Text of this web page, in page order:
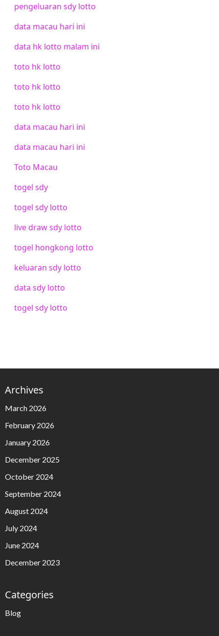
pengeluaran sdy lotto
data macau hari ini
data hk lotto malam ini
toto hk lotto
toto hk lotto
toto hk lotto
data macau hari ini
data macau hari ini
Toto Macau
togel sdy
togel sdy lotto
live draw sdy lotto
togel hongkong lotto
keluaran sdy lotto
data sdy lotto
togel sdy lotto
Archives
March 2026
February 2026
January 2026
December 2025
October 2024
September 2024
August 2024
July 2024
June 2024
December 2023
Categories
Blog